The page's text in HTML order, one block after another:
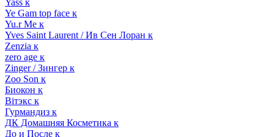
Yass к
Ye Gam top face к
Yu.r Me к
Yves Saint Laurent / Ив Сен Лоран к
Zenzia к
zero age к
Zinger / Зингер к
Zoo Son к
Биокон к
Вiтэкс к
Гурмандиз к
ДК Домашняя Косметика к
До и После к